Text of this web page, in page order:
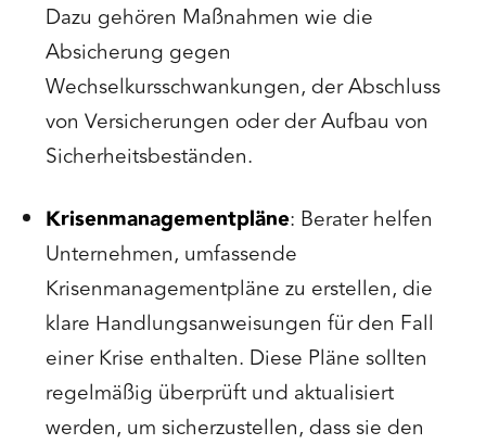
Dazu gehören Maßnahmen wie die
Absicherung gegen
Wechselkursschwankungen, der Abschluss
von Versicherungen oder der Aufbau von
Sicherheitsbeständen.
Krisenmanagementpläne: Berater helfen
Unternehmen, umfassende
Krisenmanagementpläne zu erstellen, die
klare Handlungsanweisungen für den Fall
einer Krise enthalten. Diese Pläne sollten
regelmäßig überprüft und aktualisiert
werden, um sicherzustellen, dass sie den